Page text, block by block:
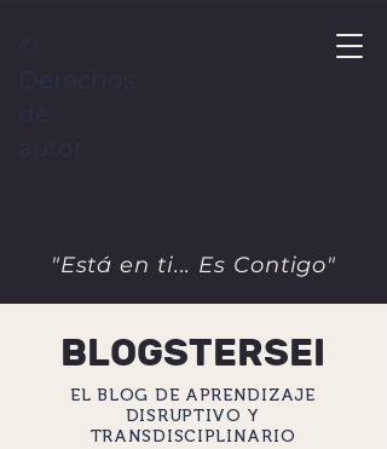
"Está en ti... Es Contigo"
©
Derechos
de
autor
BLOGSTERSEI
EL BLOG DE APRENDIZAJE
DISRUPTIVO Y
TRANSDISCIPLINARIO